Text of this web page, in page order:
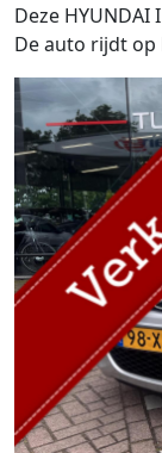
Deze HYUNDAI
De auto rijdt op